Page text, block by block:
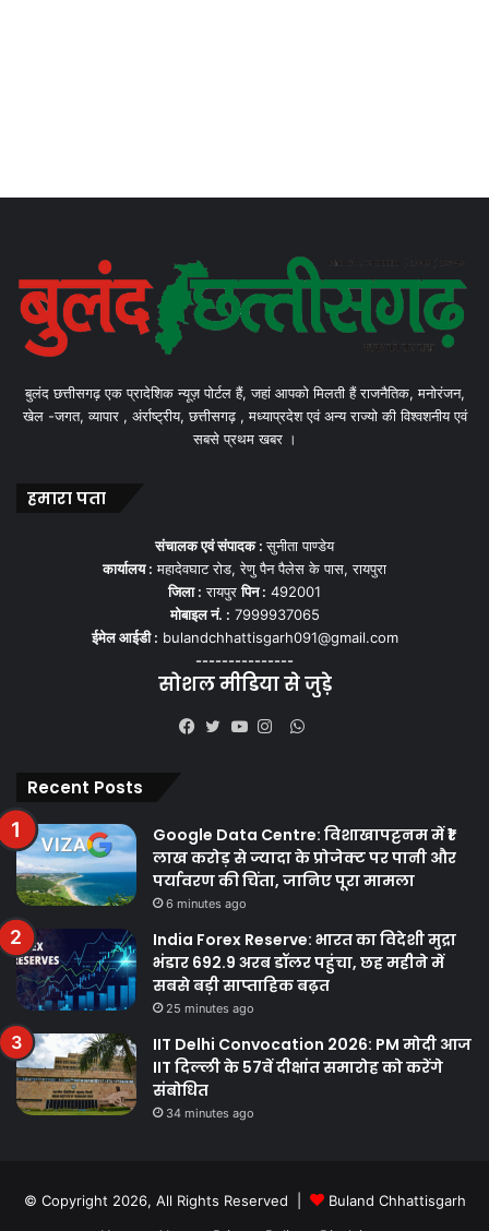
बुलंद छत्तीसगढ़ एक प्रादेशिक न्यूज़ पोर्टल हैं, जहां आपको मिलती हैं राजनैतिक, मनोरंजन,
खेल -जगत, व्यापार , अंर्राष्ट्रीय, छत्तीसगढ़ , मध्याप्रदेश एवं अन्य राज्यो की विश्वशनीय एवं
सबसे प्रथम खबर ।
हमारा पता
संचालक एवं संपादक :सुनीता पाण्डेय
कार्यालय : महादेवघाट रोड, रेणु पैन पैलेस के पास, रायपुरा
जिला : रायपुरपिन : 492001
मोबाइल नं. : 7999937065
ईमेल आईडी : bulandchhattisgarh091@gmail.com
---------------
सोशल मीडिया से जुड़े
WhatsApp
Recent Posts
Google Data Centre: विशाखापट्टनम में ₹1
लाख करोड़ से ज्यादा के प्रोजेक्ट पर पानी और
पर्यावरण की चिंता, जानिए पूरा मामला
6 minutes ago
India Forex Reserve: भारत का विदेशी मुद्रा
भंडार 692.9 अरब डॉलर पहुंचा, छह महीने में
सबसे बड़ी साप्ताहिक बढ़त
25 minutes ago
IIT Delhi Convocation 2026: PM मोदी आज
IIT दिल्ली के 57वें दीक्षांत समारोह को करेंगे
संबोधित
34 minutes ago
© Copyright 2026, All Rights Reserved |
Buland Chhattisgarh